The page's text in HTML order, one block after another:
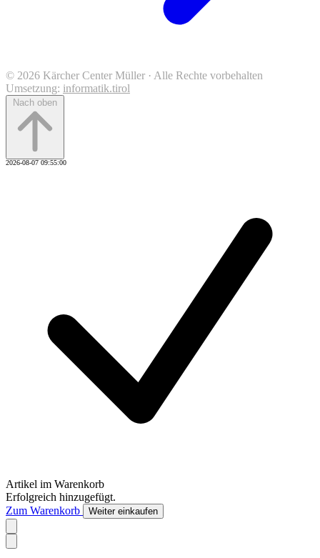
© 2026 Kärcher Center Müller · Alle Rechte vorbehalten
Umsetzung: informatik.tirol
Nach oben
2026-08-07 09:55:00
Artikel im Warenkorb
Erfolgreich hinzugefügt.
Zum Warenkorb
Weiter einkaufen